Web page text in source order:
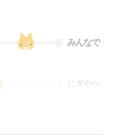
みんなで
にぎやか